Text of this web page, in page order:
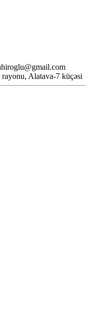
Alatava-7 küçəsi